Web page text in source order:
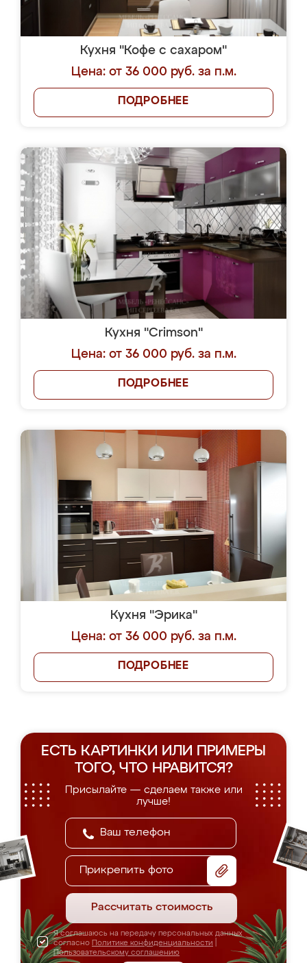
Кухня "Кофе с сахаром"
Цена: от 36 000 руб. за п.м.
ПОДРОБНЕЕ
Кухня "Crimson"
Цена: от 36 000 руб. за п.м.
ПОДРОБНЕЕ
Кухня "Эрика"
Цена: от 36 000 руб. за п.м.
ПОДРОБНЕЕ
ЕСТЬ КАРТИНКИ ИЛИ ПРИМЕРЫ
ТОГО, ЧТО НРАВИТСЯ?
Присылайте — сделаем также или
лучше!
Прикрепить фото
Рассчитать стоимость
Я соглашаюсь на передачу персональных данных
согласно Политике конфиденциальности
Пользовательскому соглашению